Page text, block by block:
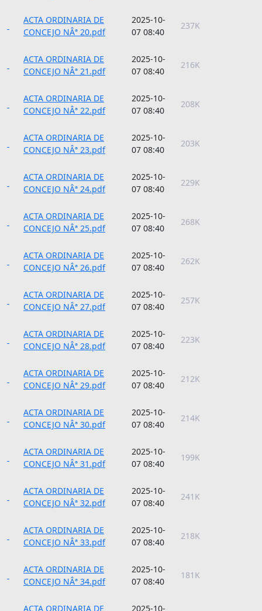
ACTA ORDINARIA DE
CONCEJO NÂª 20.pdf
2025-10-
07 08:40
237K
ACTA ORDINARIA DE
CONCEJO NÂª 21.pdf
2025-10-
07 08:40
216K
ACTA ORDINARIA DE
CONCEJO NÂª 22.pdf
2025-10-
07 08:40
208K
ACTA ORDINARIA DE
CONCEJO NÂª 23.pdf
2025-10-
07 08:40
203K
ACTA ORDINARIA DE
CONCEJO NÂª 24.pdf
2025-10-
07 08:40
229K
ACTA ORDINARIA DE
CONCEJO NÂª 25.pdf
2025-10-
07 08:40
268K
ACTA ORDINARIA DE
CONCEJO NÂª 26.pdf
2025-10-
07 08:40
262K
ACTA ORDINARIA DE
CONCEJO NÂª 27.pdf
2025-10-
07 08:40
257K
ACTA ORDINARIA DE
CONCEJO NÂª 28.pdf
2025-10-
07 08:40
223K
ACTA ORDINARIA DE
CONCEJO NÂª 29.pdf
2025-10-
07 08:40
212K
ACTA ORDINARIA DE
CONCEJO NÂª 30.pdf
2025-10-
07 08:40
214K
ACTA ORDINARIA DE
CONCEJO NÂª 31.pdf
2025-10-
07 08:40
199K
ACTA ORDINARIA DE
CONCEJO NÂª 32.pdf
2025-10-
07 08:40
241K
ACTA ORDINARIA DE
CONCEJO NÂª 33.pdf
2025-10-
07 08:40
218K
ACTA ORDINARIA DE
CONCEJO NÂª 34.pdf
2025-10-
07 08:40
181K
ACTA ORDINARIA DE 2025-10-